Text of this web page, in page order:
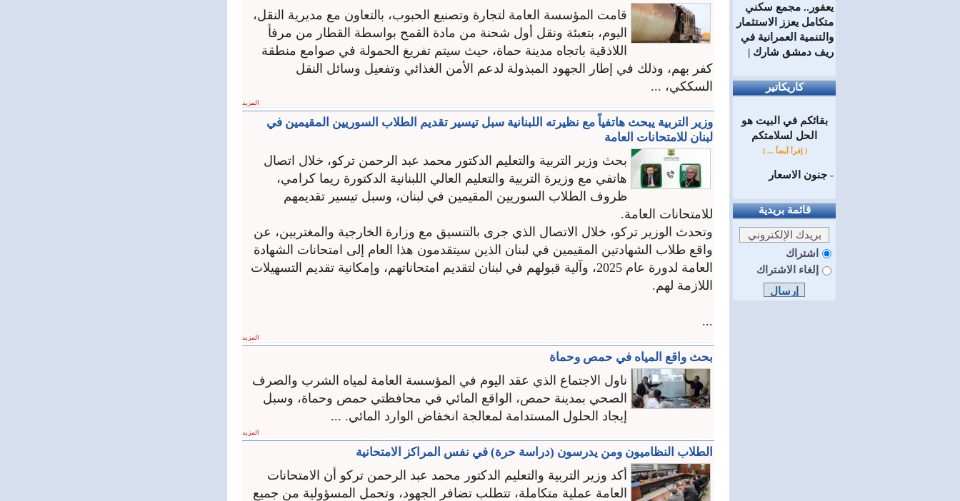
قامت المؤسسة العامة لتجارة وتصنيع الحبوب، بالتعاون مع مديرية النقل،
اليوم، بتعبئة ونقل أول شحنة من مادة القمح بواسطة القطار من مرفأ
اللاذقية باتجاه مدينة حماة، حيث سيتم تفريغ الحمولة في صوامع منطقة
كفر بهم، وذلك في إطار الجهود المبذولة لدعم الأمن الغذائي وتفعيل وسائل النقل
السككي، ...
المزيد
وزير التربية يبحث هاتفياً مع نظيرته اللبنانية سبل تيسير تقديم الطلاب السوريين المقيمين في
لبنان للامتحانات العامة
بحث وزير التربية والتعليم الدكتور محمد عبد الرحمن تركو، خلال اتصال
هاتفي مع وزيرة التربية والتعليم العالي اللبنانية الدكتورة ريما كرامي،
ظروف الطلاب السوريين المقيمين في لبنان، وسبل تيسير تقديمهم
للامتحانات العامة.
وتحدث الوزير تركو، خلال الاتصال الذي جرى بالتنسيق مع وزارة الخارجية والمغتربين، عن
واقع طلاب الشهادتين المقيمين في لبنان الذين سيتقدمون هذا العام إلى امتحانات الشهادة
العامة لدورة عام 2025، وآلية قبولهم في لبنان لتقديم امتحاناتهم، وإمكانية تقديم التسهيلات
اللازمة لهم.
...
المزيد
بحث واقع المياه في حمص وحماة
ناول الاجتماع الذي عقد اليوم في المؤسسة العامة لمياه الشرب والصرف
الصحي بمدينة حمص، الواقع المائي في محافظتي حمص وحماة، وسبل
إيجاد الحلول المستدامة لمعالجة انخفاض الوارد المائي. ...
المزيد
الطلاب النظاميون ومن يدرسون (دراسة حرة) في نفس المراكز الامتحانية
أكد وزير التربية والتعليم الدكتور محمد عبد الرحمن تركو أن الامتحانات
العامة عملية متكاملة، تتطلب تضافر الجهود، وتحمل المسؤولية من جميع
يعفور.. مجمع سكني
متكامل يعزز الاستثمار
والتنمية العمرانية في
ريف دمشق شارك |
كاريكاتير
بقائكم في البيت هو
الحل لسلامتكم
[ إقرأ أيضاً ... ]
= جنون الاسعار
قائمة بريدية
اشتراك
إلغاء الاشتراك